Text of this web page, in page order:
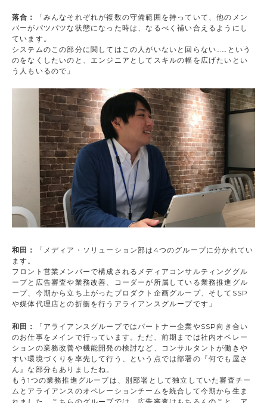
落合：
「みんなそれぞれが複数の守備範囲を持っていて、他のメン
バーがパツパツな状態になった時は、なるべく補い合えるようにし
ています。
システムのこの部分に関してはこの人がいないと回らない……という
のをなくしたいのと、エンジニアとしてスキルの幅を広げたいとい
う人もいるので」
和田：
「メディア・ソリューション部は4つのグループに分かれてい
ます。
フロント営業メンバーで構成されるメディアコンサルティンググル
ープと広告審査や業務改善、コーダーが所属している業務推進グル
ープ、今期から立ち上がったプロダクト企画グループ、そしてSSP
や媒体代理店との折衝を行うアライアンスグループです」
和田：
「アライアンスグループではパートナー企業やSSP向き合い
のお仕事をメインで行っています。ただ、前期までは社内オペレー
ションの業務改善や機能開発の検討など、コンサルタントが働きや
すい環境づくりを率先して行う、という点では部署の『何でも屋さ
ん』な部分もありましたね。
もう1つの業務推進グループは、別部署として独立していた審査チー
ムとアライアンスのオペレーションチームを統合して今期から生ま